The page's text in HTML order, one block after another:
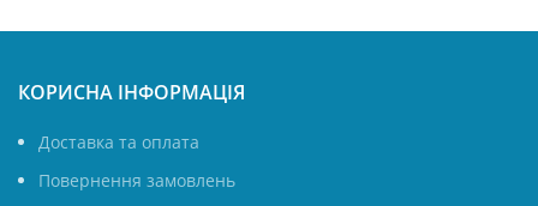
КОРИСНА ІНФОРМАЦІЯ
Доставка та оплата
Повернення замовлень